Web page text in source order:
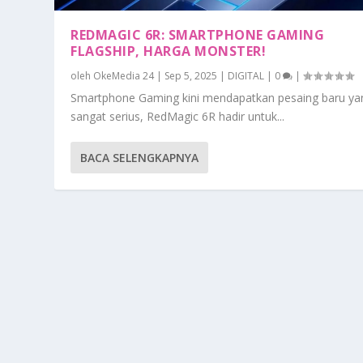
REDMAGIC 6R: SMARTPHONE GAMING
FLAGSHIP, HARGA MONSTER!
oleh OkeMedia 24| Sep 5, 2025 | DIGITAL | 0 |
Smartphone Gaming kini mendapatkan pesaing baru
sangat serius, RedMagic 6R hadir untuk...
BACA SELENGKAPNYA